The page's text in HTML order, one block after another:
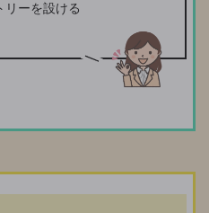
リーを設ける